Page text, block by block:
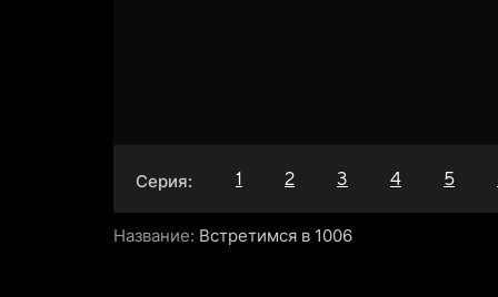
Серия: 1 2 3 4 5
Название: Встретимся в 1006